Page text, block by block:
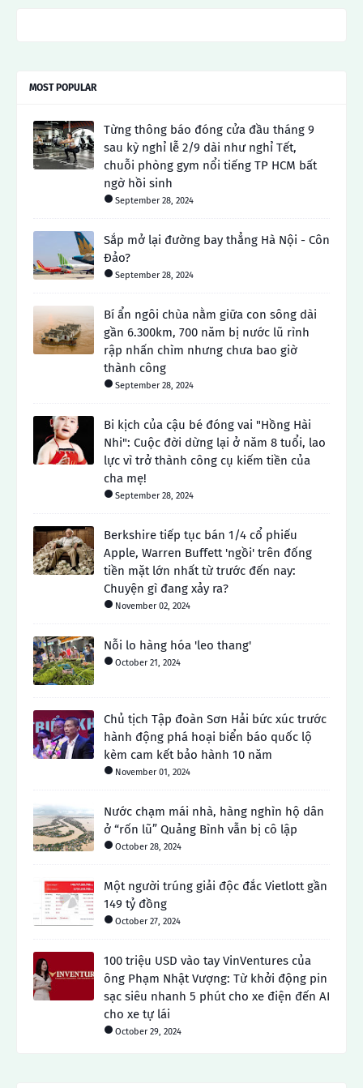
MOST POPULAR
Từng thông báo đóng cửa đầu tháng 9
sau kỳ nghỉ lễ 2/9 dài như nghỉ Tết,
chuỗi phòng gym nổi tiếng TP HCM bất
ngờ hồi sinh
September 28, 2024
Sắp mở lại đường bay thẳng Hà Nội - Côn
Đảo?
September 28, 2024
Bí ẩn ngôi chùa nằm giữa con sông dài
gần 6.300km, 700 năm bị nước lũ rình
rập nhấn chìm nhưng chưa bao giờ
thành công
September 28, 2024
Bi kịch của cậu bé đóng vai "Hồng Hài
Nhi": Cuộc đời dừng lại ở năm 8 tuổi, lao
lực vì trở thành công cụ kiếm tiền của
cha mẹ!
September 28, 2024
Berkshire tiếp tục bán 1/4 cổ phiếu
Apple, Warren Buffett 'ngồi' trên đống
tiền mặt lớn nhất từ ​​trước đến nay:
Chuyện gì đang xảy ra?
November 02, 2024
Nỗi lo hàng hóa 'leo thang'
October 21, 2024
Chủ tịch Tập đoàn Sơn Hải bức xúc trước
hành động phá hoại biển báo quốc lộ
kèm cam kết bảo hành 10 năm
November 01, 2024
Nước chạm mái nhà, hàng nghìn hộ dân
ở “rốn lũ” Quảng Bình vẫn bị cô lập
October 28, 2024
Một người trúng giải độc đắc Vietlott gần
149 tỷ đồng
October 27, 2024
100 triệu USD vào tay VinVentures của
ông Phạm Nhật Vượng: Từ khởi động pin
sạc siêu nhanh 5 phút cho xe điện đến AI
cho xe tự lái
October 29, 2024